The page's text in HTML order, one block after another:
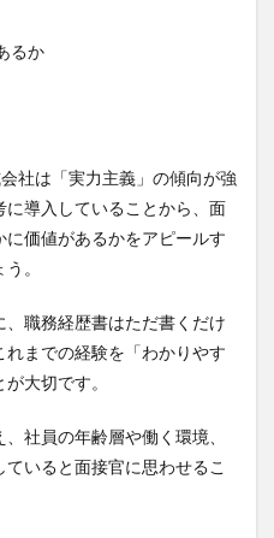
るか
社は「実力主義」の傾向が強
導入していることから、面
価値があるかをアピールす
。
、職務経歴書はただ書くだけ
までの経験を「わかりやす
大切です。
社員の年齢層や働く環境、
いると面接官に思わせるこ